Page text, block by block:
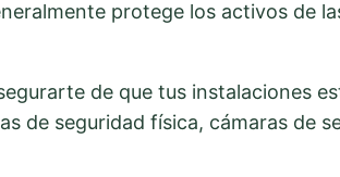
protege los activos de
de que tus instalaciones
de seguridad física, cámaras de